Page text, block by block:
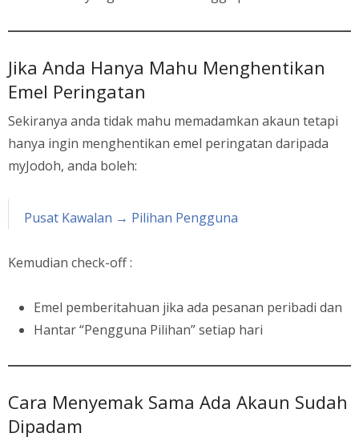
Jika Anda Hanya Mahu Menghentikan
Emel Peringatan
Sekiranya anda tidak mahu memadamkan akaun tetapi
hanya ingin menghentikan emel peringatan daripada
myJodoh, anda boleh:
Pusat Kawalan → Pilihan Pengguna
Kemudian check-off :
Emel pemberitahuan jika ada pesanan peribadi dan
Hantar “Pengguna Pilihan” setiap hari
Cara Menyemak Sama Ada Akaun Sudah
Dipadam